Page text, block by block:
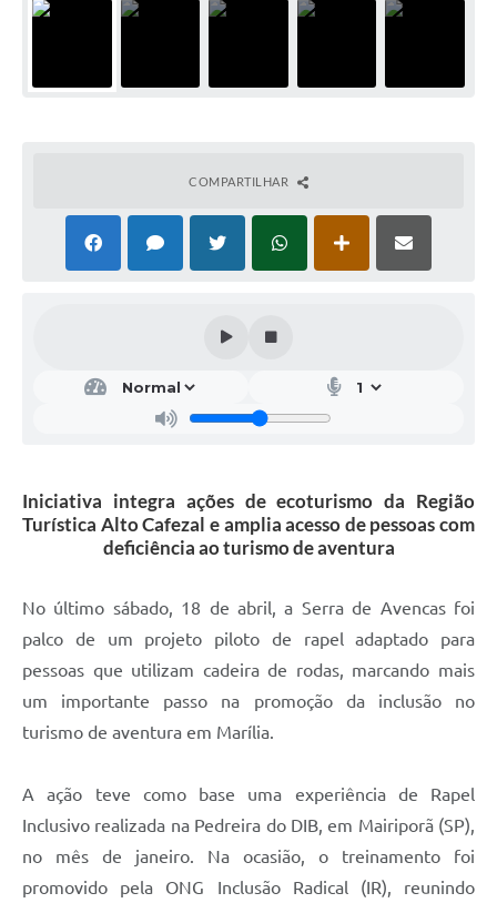
COMPARTILHAR
Iniciativa integra ações de ecoturismo da Região
Turística Alto Cafezal e amplia acesso de pessoas com
deficiência ao turismo de aventura
No último sábado, 18 de abril, a Serra de Avencas foi
palco de um projeto piloto de rapel adaptado para
pessoas que utilizam cadeira de rodas, marcando mais
um importante passo na promoção da inclusão no
turismo de aventura em Marília.
A ação teve como base uma experiência de Rapel
Inclusivo realizada na Pedreira do DIB, em Mairiporã (SP),
no mês de janeiro. Na ocasião, o treinamento foi
promovido pela ONG Inclusão Radical (IR), reunindo